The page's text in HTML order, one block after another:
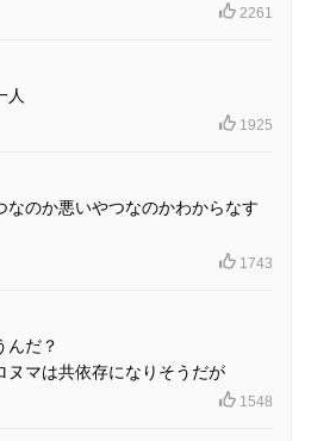
2261
人
1925
なのか悪いやつなのかわからなす
1743
んだ？
ヌマは共依存になりそうだが
1548